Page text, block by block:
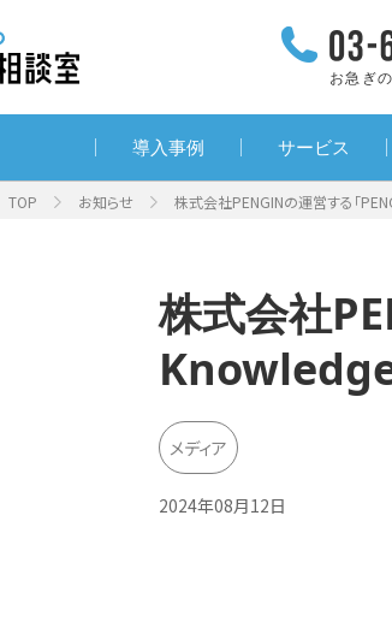
お急ぎ
導入事例 サービス
TOP お知らせ 株式会社PENGINの運営する「
株式会社
メディア
2024年08月12日